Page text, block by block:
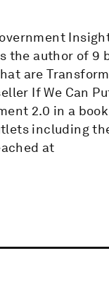
the author of 9
are
If We Can
2.0 in a
including
at